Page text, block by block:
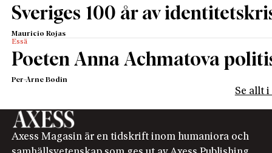
Sveriges 100 år av
Mauricio Rojas
Essä
Poeten Anna Achmatova
Per-Arne Bodin
Se allt i
Axess Magasin är en tidskrift inom humaniora och